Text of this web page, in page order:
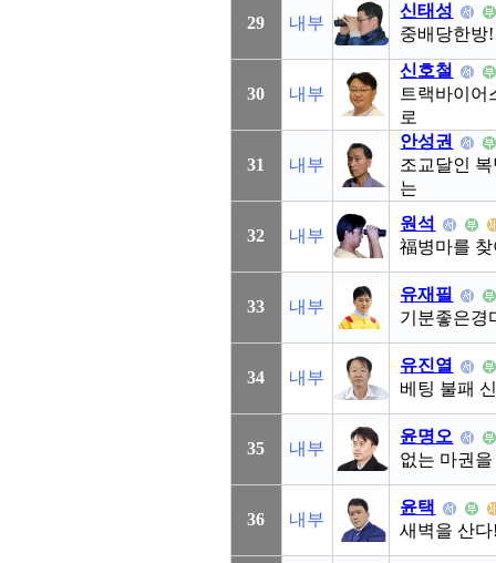
29 내부
신태성
중배당한방
30 내부
신호철
트랙바이어
로
31 내부
안성권
조교달인
는
32 내부
원석
福병마를
33 내부
유재필
기분좋은경
34 내부
유진열
베팅 불패
35 내부
윤명오
없는 마권
36 내부
윤택
새벽을 산